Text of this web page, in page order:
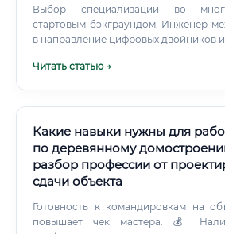
Выбор специализации во
стартовым бэкграундом. Инженер-
в направление цифровых двойников
Читать статью →
Какие навыки нужны для
по деревянному
разбор профессии от
сдачи объекта
Готовность к командировкам на
повышает чек мастера. 💰